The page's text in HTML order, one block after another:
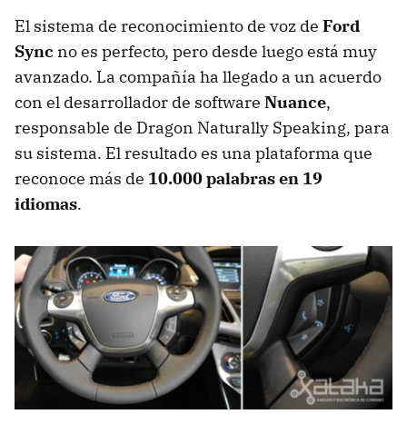
El sistema de reconocimiento de voz de Ford
Sync no es perfecto, pero desde luego está muy
avanzado. La compañía ha llegado a un acuerdo
con el desarrollador de software Nuance,
responsable de Dragon Naturally Speaking, para
su sistema. El resultado es una plataforma que
reconoce más de 10.000 palabras en 19
idiomas.